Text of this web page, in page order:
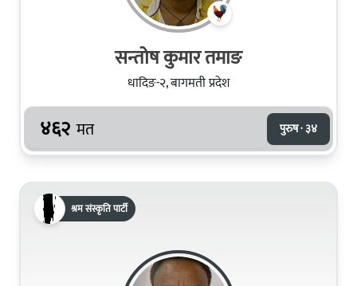
सन्तोष कुमार तमाङ
धादिङ-२, बागमती प्रदेश
४६२ मत पुरुष · ३४
श्रम संस्कृति पार्टी